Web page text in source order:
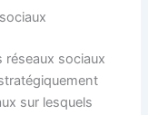
réseaux sociaux
sur lesquels